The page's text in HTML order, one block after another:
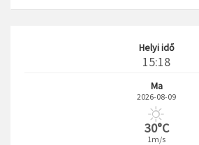
Helyi idő
15:18
Ma
2026-08-09
30°C
1m/s